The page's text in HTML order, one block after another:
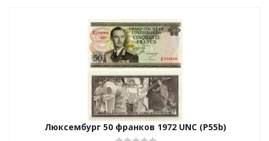
Люксембург 50 франков 1972 UNC (P55b)